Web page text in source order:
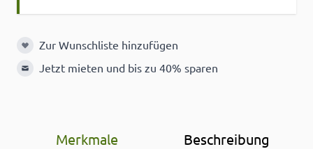
Zur Wunschliste hinzufügen
Zur Wunschliste hinzufügen
Jetzt mieten und bis zu 40% sparen
Merkmale Beschreibung